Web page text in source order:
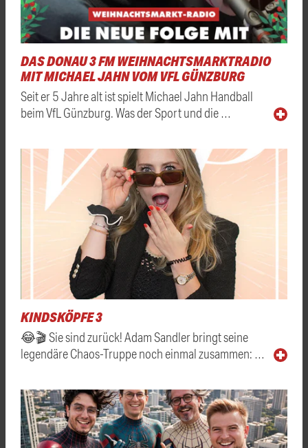
DAS DONAU 3 FM WEIHNACHTSMARKTRADIO
MIT MICHAEL JAHN VOM VFL GÜNZBURG
Seit er 5 Jahre alt ist spielt Michael Jahn Handball
beim VfL Günzburg. Was der Sport und die …
KINDSKÖPFE 3
😂🎬 Sie sind zurück! Adam Sandler bringt seine
legendäre Chaos-Truppe noch einmal zusammen: …